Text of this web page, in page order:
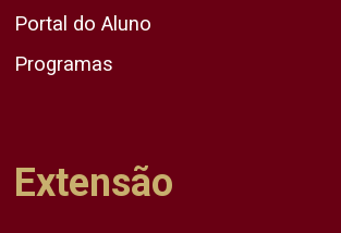
Portal do Aluno
Programas
Extensão